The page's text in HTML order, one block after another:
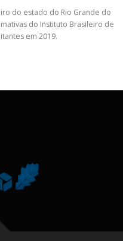
do estado do Rio Grande do
do Instituto Brasileiro de
em 2019.